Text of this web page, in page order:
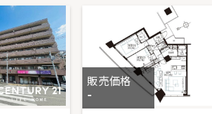
小田急線「町田
-｜3LDK｜80.18㎡
販売価格を見る
販売価格
-